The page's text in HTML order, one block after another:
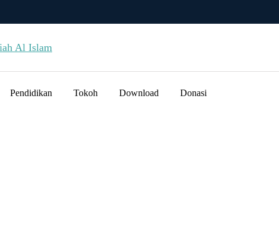
Pendidikan Tokoh Download Donasi